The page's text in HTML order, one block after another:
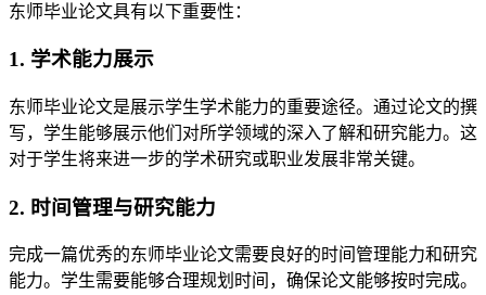
东师毕业论文具有以下重要性：
1. 学术能力展示
东师毕业论文是展示学生学术能力的重要途径。通过论文的撰
写，学生能够展示他们对所学领域的深入了解和研究能力。这
对于学生将来进一步的学术研究或职业发展非常关键。
2. 时间管理与研究能力
完成一篇优秀的东师毕业论文需要良好的时间管理能力和研究
能力。学生需要能够合理规划时间，确保论文能够按时完成。